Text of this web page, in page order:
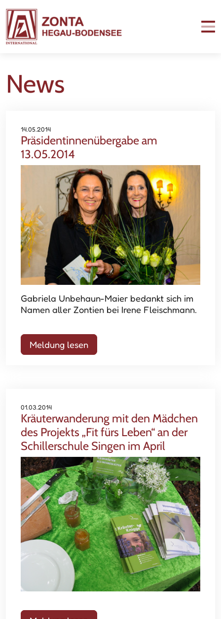
News
14.05.2014
Präsidentinnenübergabe am
13.05.2014
Gabriela Unbehaun-Maier bedankt sich im
Namen aller Zontien bei Irene Fleischmann.
Meldung lesen
01.03.2014
Kräuterwanderung mit den Mädchen
des Projekts „Fit fürs Leben“ an der
Schillerschule Singen im April